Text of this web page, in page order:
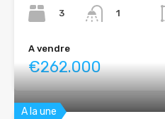
3
1
A vendre
€262.000
A la une